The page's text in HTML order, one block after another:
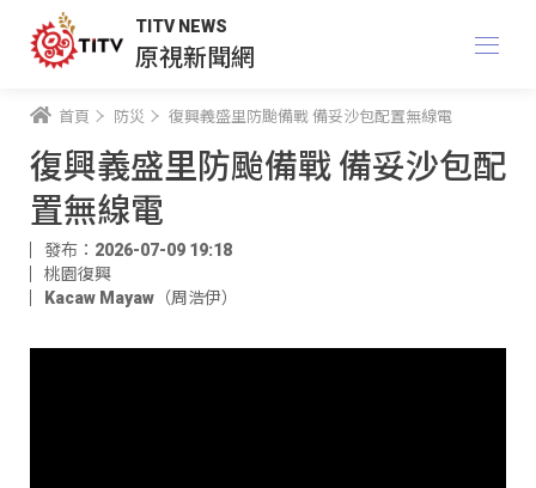
TITV NEWS
原視新聞網
首頁 防災 復興義盛里防颱備戰 備妥沙包配置無線電
復興義盛里防颱備戰 備妥沙包配
置無線電
發布：2026-07-09 19:18
桃園復興
Kacaw Mayaw（周浩伊）